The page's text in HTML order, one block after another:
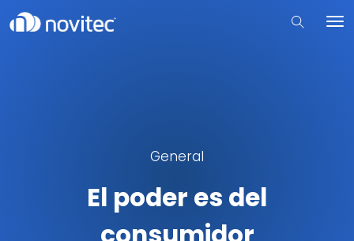
General
El poder es del